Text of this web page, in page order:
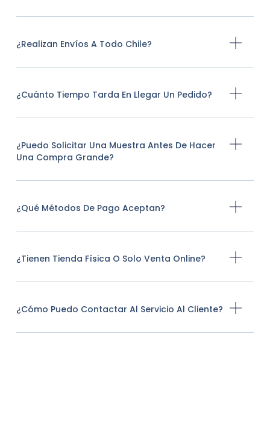
¿Realizan Envíos A Todo Chile?
¿Cuánto Tiempo Tarda En Llegar Un Pedido?
¿Puedo Solicitar Una Muestra Antes De Hacer
Una Compra Grande?
¿Qué Métodos De Pago Aceptan?
¿Tienen Tienda Física O Solo Venta Online?
¿Cómo Puedo Contactar Al Servicio Al Cliente?